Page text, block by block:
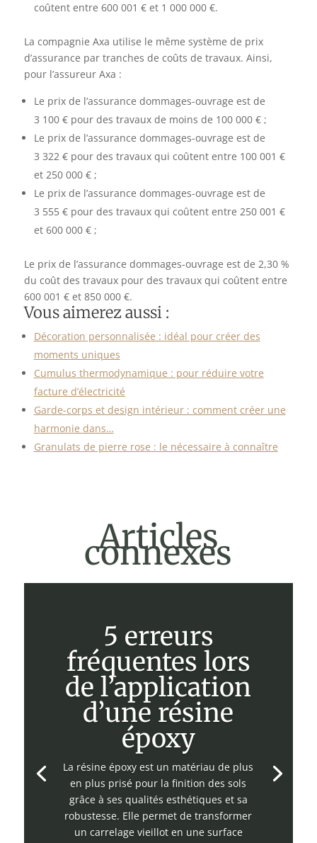
coûtent entre 600 001 € et 1 000 000 €.
La compagnie Axa utilise le même système de prix
d’assurance par tranches de coûts de travaux. Ainsi,
pour l’assureur Axa :
Le prix de l’assurance dommages-ouvrage est de
3 100 € pour des travaux de moins de 100 000 € ;
Le prix de l’assurance dommages-ouvrage est de
3 322 € pour des travaux qui coûtent entre 100 001 €
et 250 000 € ;
Le prix de l’assurance dommages-ouvrage est de
3 555 € pour des travaux qui coûtent entre 250 001 €
et 600 000 € ;
Le prix de l’assurance dommages-ouvrage est de 2,30 %
du coût des travaux pour des travaux qui coûtent entre
600 001 € et 850 000 €.
Vous aimerez aussi :
Décoration personnalisée : idéal pour créer des
moments uniques
Cumulus thermodynamique : pour réduire votre
facture d’électricité
Garde-corps et design intérieur : comment créer une
harmonie dans…
Granulats de pierre rose : le nécessaire à connaître
Articles
connexes
5 erreurs
fréquentes lors
de l’application
d’une résine
époxy
La résine époxy est un matériau de plus
en plus prisé pour la finition des sols
grâce à ses qualités esthétiques et sa
robustesse. Elle permet de transformer
un carrelage vieillot en une surface